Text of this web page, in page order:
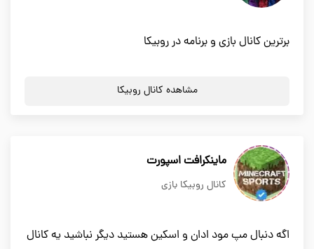
برترین کانال بازی و برنامه در روبیکا
مشاهده کانال روبیکا
ماینکرافت اسپورت
کانال روبیکا بازی
اگه دنبال مپ مود ادان و اسکین هستید دیگر نباشید یه کانال